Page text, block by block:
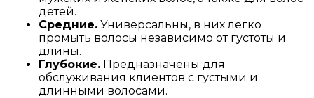
детей.
Средние. Универсальны, в них легко
промыть волосы независимо от густоты и
длины.
Глубокие. Предназначены для
обслуживания клиентов с густыми и
длинными волосами.